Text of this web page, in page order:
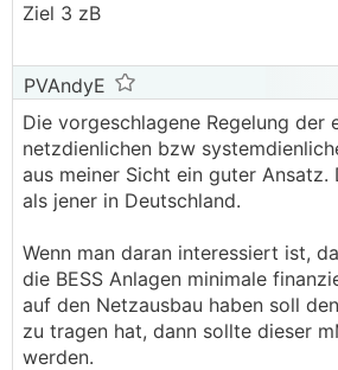
Ziel 3 zB
PVAndyE
Die vorgeschlagene Regelung der
netzdienlichen bzw
aus meiner Sicht ein guter Ansatz.
als jener in Deutschland.
Wenn man daran interessiert ist,
die BESS Anlagen minimale
auf den Netzausbau haben soll
zu tragen hat, dann sollte dieser
werden.